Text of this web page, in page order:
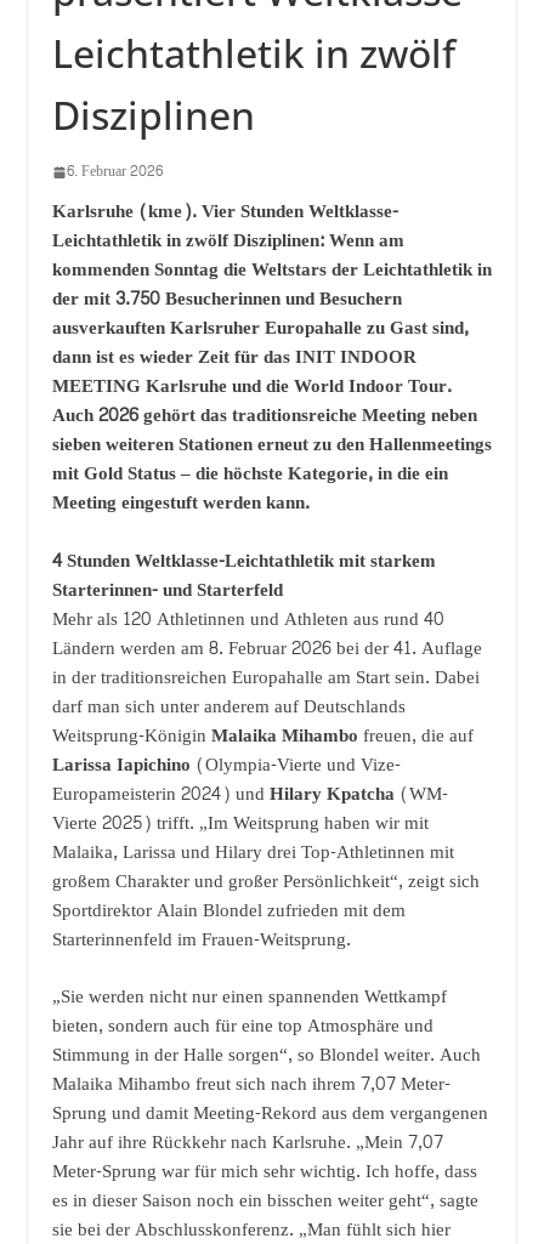
Leichtathletik in zwölf
Disziplinen
6. Februar 2026
Karlsruhe (kme). Vier Stunden Weltklasse-
Leichtathletik in zwölf Disziplinen: Wenn am
kommenden Sonntag die Weltstars der Leichtathletik in
der mit 3.750 Besucherinnen und Besuchern
ausverkauften Karlsruher Europahalle zu Gast sind,
dann ist es wieder Zeit für das INIT INDOOR
MEETING Karlsruhe und die World Indoor Tour.
Auch 2026 gehört das traditionsreiche Meeting neben
sieben weiteren Stationen erneut zu den Hallenmeetings
mit Gold Status – die höchste Kategorie, in die ein
Meeting eingestuft werden kann.
4 Stunden Weltklasse-Leichtathletik mit starkem
Starterinnen- und Starterfeld
Mehr als 120 Athletinnen und Athleten aus rund 40
Ländern werden am 8. Februar 2026 bei der 41. Auflage
in der traditionsreichen Europahalle am Start sein. Dabei
darf man sich unter anderem auf Deutschlands
Weitsprung-KöniginMalaika Mihambofreuen, die auf
Larissa Iapichino (Olympia-Vierte und Vize-
Europameisterin 2024) undHilary Kpatcha(WM-
Vierte 2025) trifft. „Im Weitsprung haben wir mit
Malaika, Larissa und Hilary drei Top-Athletinnen mit
großem Charakter und großer Persönlichkeit“, zeigt sich
Sportdirektor Alain Blondel zufrieden mit dem
Starterinnenfeld im Frauen-Weitsprung.
„Sie werden nicht nur einen spannenden Wettkampf
bieten, sondern auch für eine top Atmosphäre und
Stimmung in der Halle sorgen“, so Blondel weiter. Auch
Malaika Mihambo freut sich nach ihrem 7,07 Meter-
Sprung und damit Meeting-Rekord aus dem vergangenen
Jahr auf ihre Rückkehr nach Karlsruhe. „Mein 7,07
Meter-Sprung war für mich sehr wichtig. Ich hoffe, dass
es in dieser Saison noch ein bisschen weiter geht“, sagte
sie bei der Abschlusskonferenz. „Man fühlt sich hier